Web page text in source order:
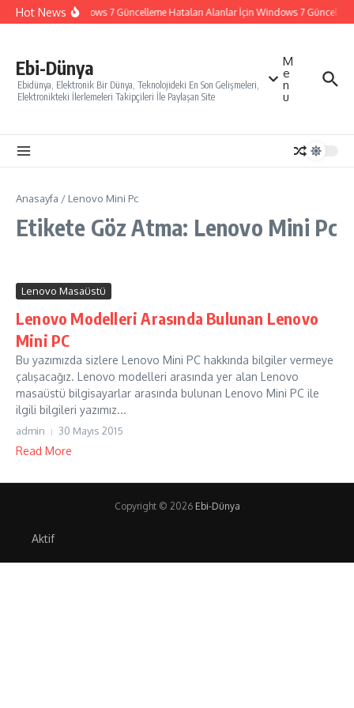
İçeriğe atla
Hot NewsWindows 7 Güncelleme Hataları Alanlar İçin Windows 7
Ebi-Dünya
Ebidünya, Elektronik Bir Dünya, Teknolojideki En Son Gelişmeleri,
Elektronikteki İlerlemeleri Takipçileri İle Paylaşan Site
M
e
n
u
Anasayfa / Lenovo Mini Pc
Etikete Göz Atma: Lenovo Mini Pc
Lenovo Masaüstü
Lenovo Modelleri Arasında Bulunan Lenovo
Mini PC
Bu yazımızda sizlere Lenovo Mini PC hakkında bilgiler vermeye
çalışacağız. Lenovo modelleri arasında yer alan Lenovo
masaüstü bilgisayarlar arasında bulunan Lenovo Mini PC ile
ilgili bilgileri yazımız...
admin 30 Mayıs 2015
Read More
Copyright © 2026 Ebi-Dünya
Aktif